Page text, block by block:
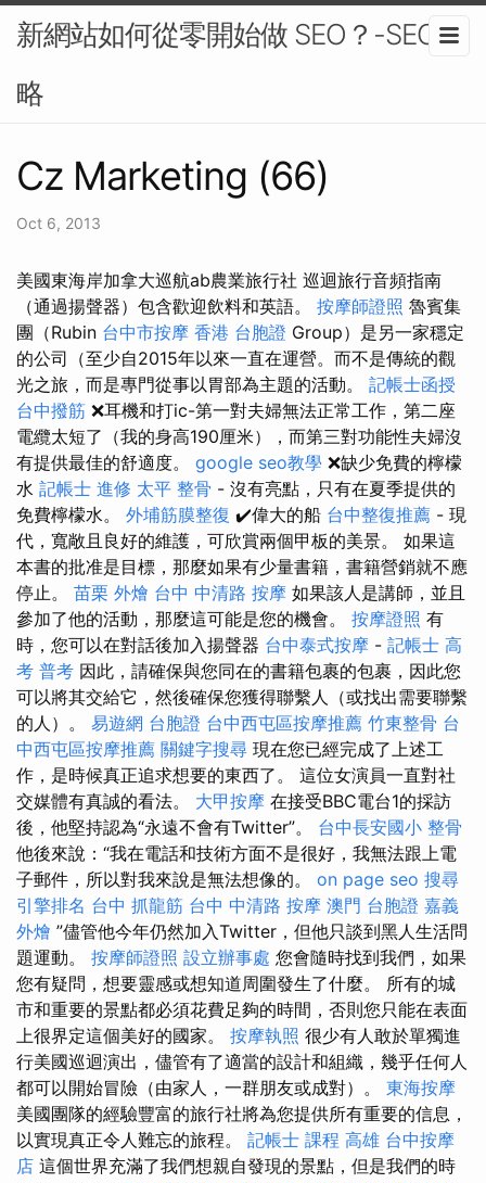
新網站如何從零開始做 SEO？-SEO策
略
Cz Marketing (66)
Oct 6, 2013
美國東海岸加拿大巡航ab農業旅行社 巡迴旅行音頻指南
（通過揚聲器）包含歡迎飲料和英語。 按摩師證照 魯賓集
團（Rubin 台中市按摩 香港 台胞證 Group）是另一家穩定
的公司（至少自2015年以來一直在運營。而不是傳統的觀
光之旅，而是專門從事以胃部為主題的活動。 記帳士函授
台中撥筋 ❌耳機和打ic-第一對夫婦無法正常工作，第二座
電纜太短了（我的身高190厘米），而第三對功能性夫婦沒
有提供最佳的舒適度。 google seo教學 ❌缺少免費的檸檬
水 記帳士 進修 太平 整骨 - 沒有亮點，只有在夏季提供的
免費檸檬水。 外埔筋膜整復 ✔️偉大的船 台中整復推薦 - 現
代，寬敞且良好的維護，可欣賞兩個甲板的美景。 如果這
本書的批准是目標，那麼如果有少量書籍，書籍營銷就不應
停止。 苗栗 外燴 台中 中清路 按摩 如果該人是講師，並且
參加了他的活動，那麼這可能是您的機會。 按摩證照 有
時，您可以在對話後加入揚聲器 台中泰式按摩 - 記帳士 高
考 普考 因此，請確保與您同在的書籍包裹的包裹，因此您
可以將其交給它，然後確保您獲得聯繫人（或找出需要聯繫
的人）。 易遊網 台胞證 台中西屯區按摩推薦 竹東整骨 台
中西屯區按摩推薦 關鍵字搜尋 現在您已經完成了上述工
作，是時候真正追求想要的東西了。 這位女演員一直對社
交媒體有真誠的看法。 大甲按摩 在接受BBC電台1的採訪
後，他堅持認為“永遠不會有Twitter”。 台中長安國小 整骨
他後來說：“我在電話和技術方面不是很好，我無法跟上電
子郵件，所以對我來說是無法想像的。 on page seo 搜尋
引擎排名 台中 抓龍筋 台中 中清路 按摩 澳門 台胞證 嘉義
外燴 ”儘管他今年仍然加入Twitter，但他只談到黑人生活問
題運動。 按摩師證照 設立辦事處 您會隨時找到我們，如果
您有疑問，想要靈感或想知道周圍發生了什麼。 所有的城
市和重要的景點都必須花費足夠的時間，否則您只能在表面
上很界定這個美好的國家。 按摩執照 很少有人敢於單獨進
行美國巡迴演出，儘管有了適當的設計和組織，幾乎任何人
都可以開始冒險（由家人，一群朋友或成對）。 東海按摩
美國團隊的經驗豐富的旅行社將為您提供所有重要的信息，
以實現真正令人難忘的旅程。 記帳士 課程 高雄 台中按摩
店 這個世界充滿了我們想親自發現的景點，但是我們的時